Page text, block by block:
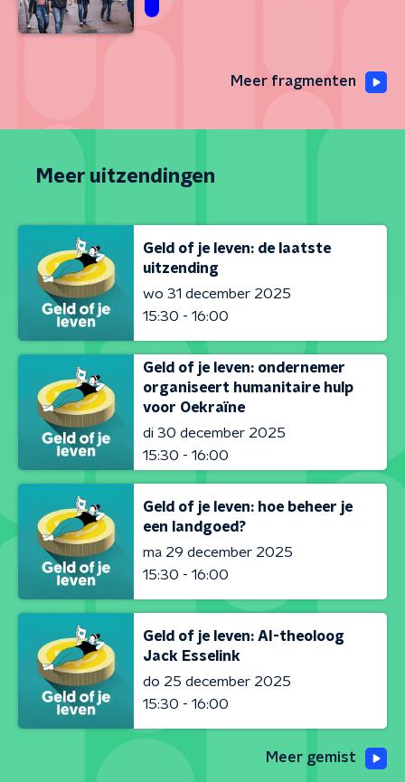
Meer fragmenten
Meer uitzendingen
Geld of je leven: de laatste
uitzending
wo 31 december 2025
15:30 - 16:00
Geld of je leven: ondernemer
organiseert humanitaire hulp
voor Oekraïne
di 30 december 2025
15:30 - 16:00
Geld of je leven: hoe beheer je
een landgoed?
ma 29 december 2025
15:30 - 16:00
Geld of je leven: AI-theoloog
Jack Esselink
do 25 december 2025
15:30 - 16:00
Meer gemist